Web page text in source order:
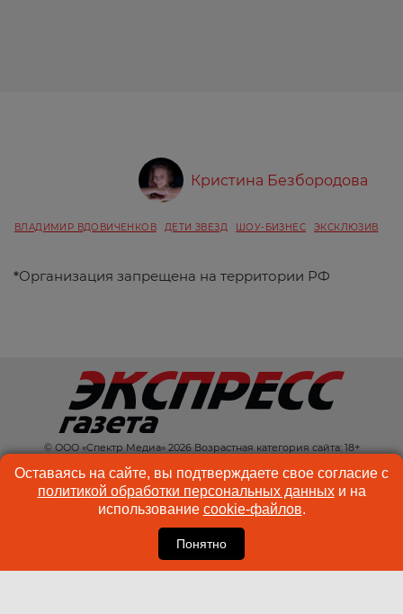
Кристина Безбородова
ВЛАДИМИР ВДОВИЧЕНКОВ ДЕТИ ЗВЕЗД ШОУ-БИЗНЕС ЭКСКЛЮЗИВ
*Организация запрещена на территории РФ
© ООО «Спектр Медиа» 2026 Возрастная категория сайта: 18+
КОНТАКТЫ
РЕКЛАМА
КУКИ-ФАЙЛЫ
ПОЛЬЗОВАТЕЛЬСКОЕ
СОГЛАШЕНИЕ
Оставаясь на сайте, вы подтверждаете свое согласие с
политикой обработки персональных данныхи на
использование cookie-файлов.
Понятно